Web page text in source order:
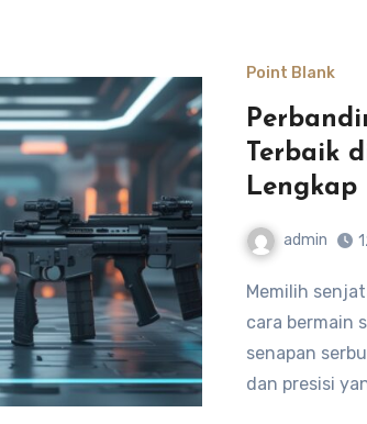
Point Blank
Terbaik
Lengkap
admin
Memilih senjata yang tepat di Point Blank dapat mengubah
cara bermain
senapan
dan presisi